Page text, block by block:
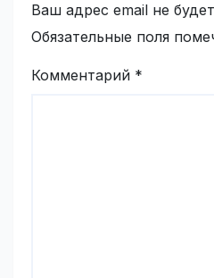
Ваш адрес email не
Обязательные поля
Комментарий *